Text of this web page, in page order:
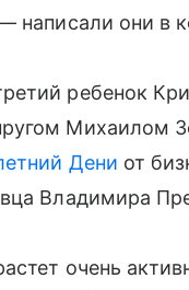
написали они в
ребенок
Михаилом
Дени от
Владимира
очень